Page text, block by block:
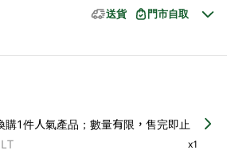
送貨 門市自取
1件人氣產品；數量有限，售完即止
x1